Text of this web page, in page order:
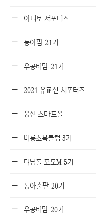
아티보 서포터즈
동아맘 21기
우공비맘 21기
2021 유교전 서포터즈
웅진 스마트올
비룡소북클럽 3기
디딤돌 모모M 5기
동아출판 20기
우공비맘 20기